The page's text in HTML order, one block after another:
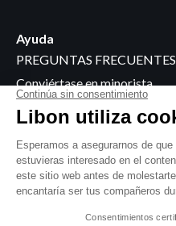
Ayuda
PREGUNTAS FRECUENTES
Conviértase en minorista
Dónde comprar
Información jurídica
Condiciones generales
Política de privacidad
Uso de cookies